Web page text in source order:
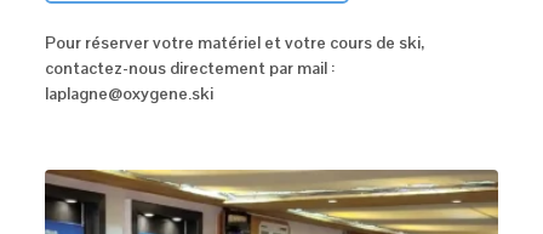
Pour réserver votre matériel et votre cours de ski,
contactez-nous directement par mail :
laplagne@oxygene.ski